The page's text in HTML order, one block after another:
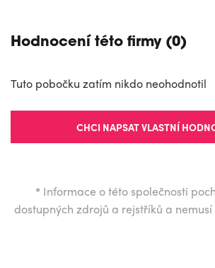
Hodnocení této firmy (0)
Tuto pobočku zatím nikdo neohodnotil
CHCI NAPSAT VLASTNÍ
* Informace o této společnosti
dostupných zdrojů a rejstříků a